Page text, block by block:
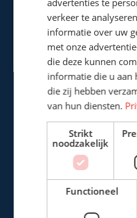
Cepro
5121
+31
+31 (0)161 22
advertenties te
verkeer te
informatie over uw
met onze
die deze kunnen
informatie die u aan
die zij hebben
van hun diensten.
Strikt
noodzakelijk
Functioneel